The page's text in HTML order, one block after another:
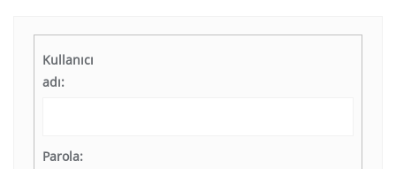
Kullanıcı
adı:
Parola: